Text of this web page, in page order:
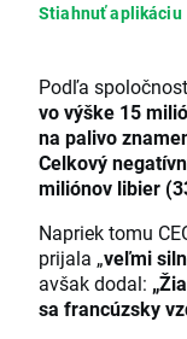
Stiahnuť aplikáciu
Podľa
vo výške 15
na palivo
Celkový
miliónov libier
Napriek tomu
prijala „veľmi
avšak dodal:
sa francúzsky